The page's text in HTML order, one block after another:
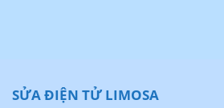
SỬA ĐIỆN TỬ LIMOSA